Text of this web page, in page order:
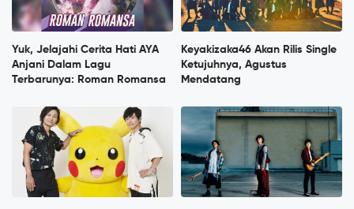
Yuk, Jelajahi Cerita Hati AYA
Anjani Dalam Lagu
Terbarunya: Roman Romansa
Keyakizaka46 Akan Rilis Single
Ketujuhnya, Agustus
Mendatang